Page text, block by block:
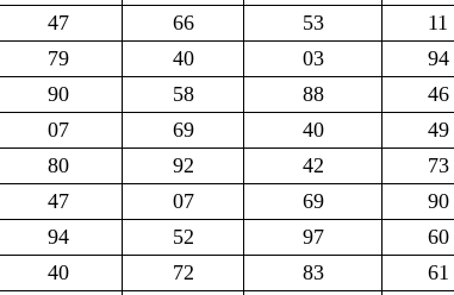
47 66 53 11
79 40 03 94
90 58 88 46
07 69 40 49
80 92 42 73
47 07 69 90
94 52 97 60
40 72 83 61